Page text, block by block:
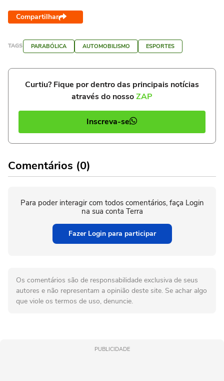
Compartilhar
TAGS PARABÓLICA AUTOMOBILISMO ESPORTES
Curtiu? Fique por dentro das principais notícias
através do nossoZAP
Inscreva-se
Comentários (0)
Para poder interagir com todos comentários, faça Login
na sua conta Terra
Fazer Login para participar
Os comentários são de responsabilidade exclusiva de seus
autores e não representam a opinião deste site. Se achar algo
que viole os termos de uso, denuncie.
PUBLICIDADE